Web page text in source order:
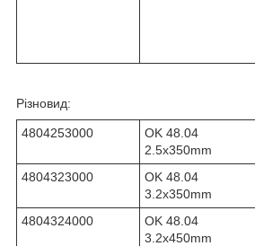
Різновид:
4804253000
OK 48.04
2.5x350mm
4804323000
OK 48.04
3.2x350mm
4804324000
OK 48.04
3.2x450mm